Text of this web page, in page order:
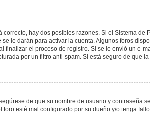
hay dos posibles razones. Si el Sistema
le darán para activar la cuenta. Algunos foros
finalizar el proceso de registro. Si se le envió un
por un filtro anti-spam. Si está seguro de que
de que su nombre de usuario y contraseña
esté mal configurado por su dueño y/o tenga